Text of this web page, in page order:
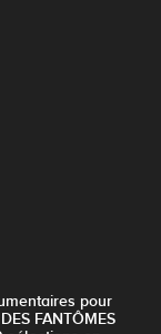
pour
FANTÔMES